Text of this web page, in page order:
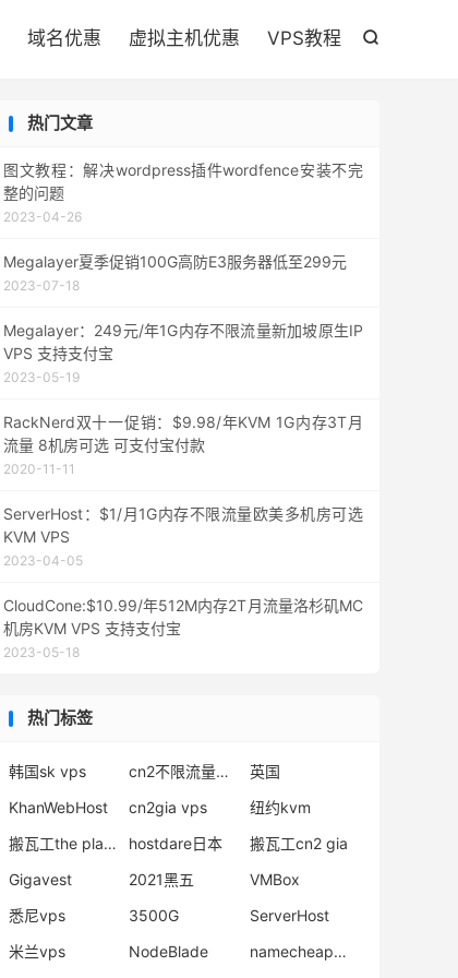

域名优惠 虚拟主机优惠 VPS教程
热门文章
图文教程：解决wordpress插件wordfence安装不完
整的问题
2023-04-26
Megalayer夏季促销100G高防E3服务器低至299元
2023-07-18
Megalayer：249元/年1G内存不限流量新加坡原生IP
VPS 支持支付宝
2023-05-19
RackNerd双十一促销：$9.98/年KVM 1G内存3T月
流量 8机房可选 可支付宝付款
2020-11-11
ServerHost：$1/月1G内存不限流量欧美多机房可选
KVM VPS
2023-04-05
CloudCone:$10.99/年512M内存2T月流量洛杉矶MC
机房KVM VPS 支持支付宝
2023-05-18
热门标签
韩国sk vps cn2不限流量服务器
英国
KhanWebHost
cn2gia vps
纽约kvm
搬瓦工the plan v2
hostdare日本
搬瓦工cn2 gia
Gigavest
2021黑五
VMBox
悉尼vps
3500G
ServerHost
米兰vps
NodeBlade namecheap黑五